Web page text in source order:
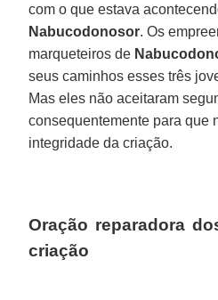
com o que estava
Nabucodonosor. Os
marqueteiros de
seus caminhos esses três
Mas eles não aceitaram
consequentemente para que
integridade da criação.
Oração reparadora
criação